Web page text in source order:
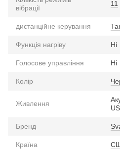
вібрації
11
дистанційне керування
Функція нагріву Ні
Голосове управління Ні
Колір
Живлення
Бренд
Країна